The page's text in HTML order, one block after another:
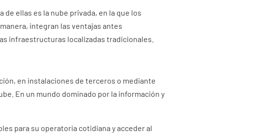
ellas es la nube privada, en la que los
integran las ventajas antes
infraestructuras localizadas tradicionales.
en instalaciones de terceros o mediante
En un mundo dominado por la información y
para su operatoria cotidiana y acceder al